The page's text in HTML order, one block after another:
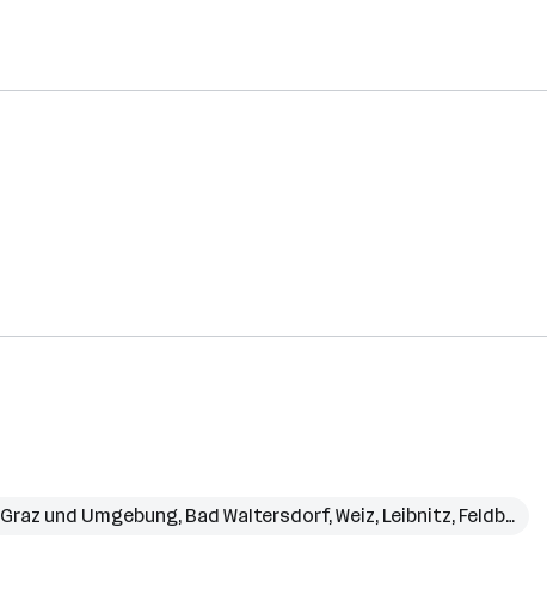
Graz und Umgebung, Bad Waltersdorf,Weiz, Leibnitz, Feldbach